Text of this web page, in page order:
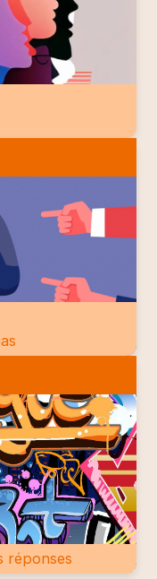
réponses